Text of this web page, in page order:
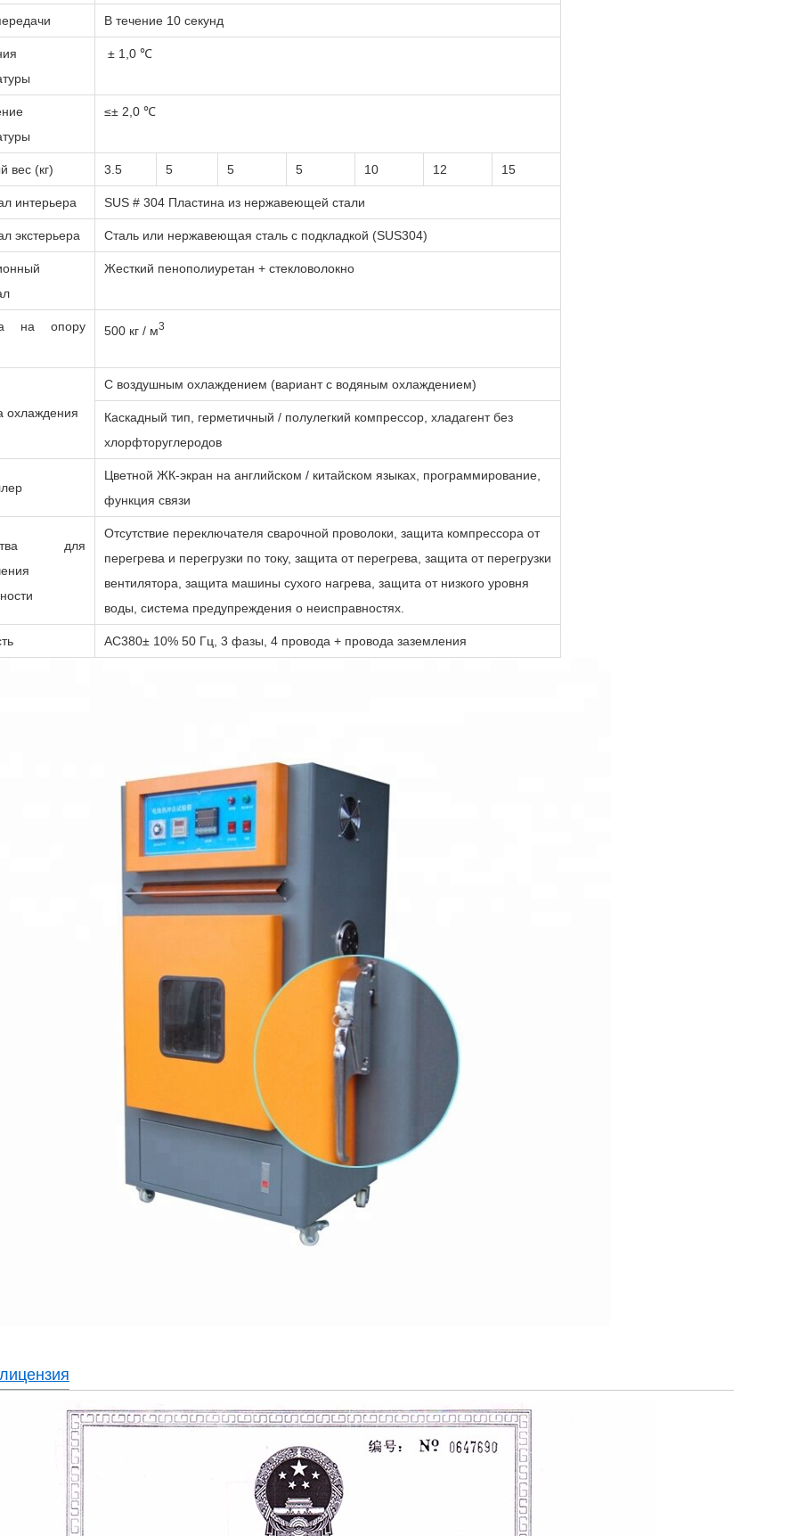
В течение 10 секунд
± 1,0 ℃
≤± 2,0 ℃
вес (кг) 3.5 5 5 5 10 12 15
интерьера SUS # 304 Пластина из нержавеющей стали
экстерьера Сталь или нержавеющая сталь с подкладкой (SUS304)
Жесткий пенополиуретан + стекловолокно
на опору
500 кг / м3
охлаждения
С воздушным охлаждением (вариант с водяным охлаждением)
Каскадный тип, герметичный / полулегкий компрессор, хладагент без
хлорфторуглеродов
Цветной ЖК-экран на английском / китайском языках, программирование,
функция связи
для
Отсутствие переключателя сварочной проволоки, защита компрессора от
перегрева и перегрузки по току, защита от перегрева, защита от перегрузки
вентилятора, защита машины сухого нагрева, защита от низкого уровня
воды, система предупреждения о неисправностях.
AC380± 10% 50 Гц, 3 фазы, 4 провода + провода заземления